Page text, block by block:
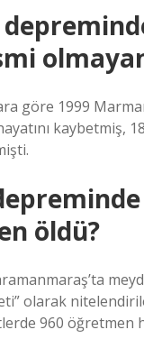
göre 1999
kaybetmiş,
öldü?
olarak
960 öğretmen